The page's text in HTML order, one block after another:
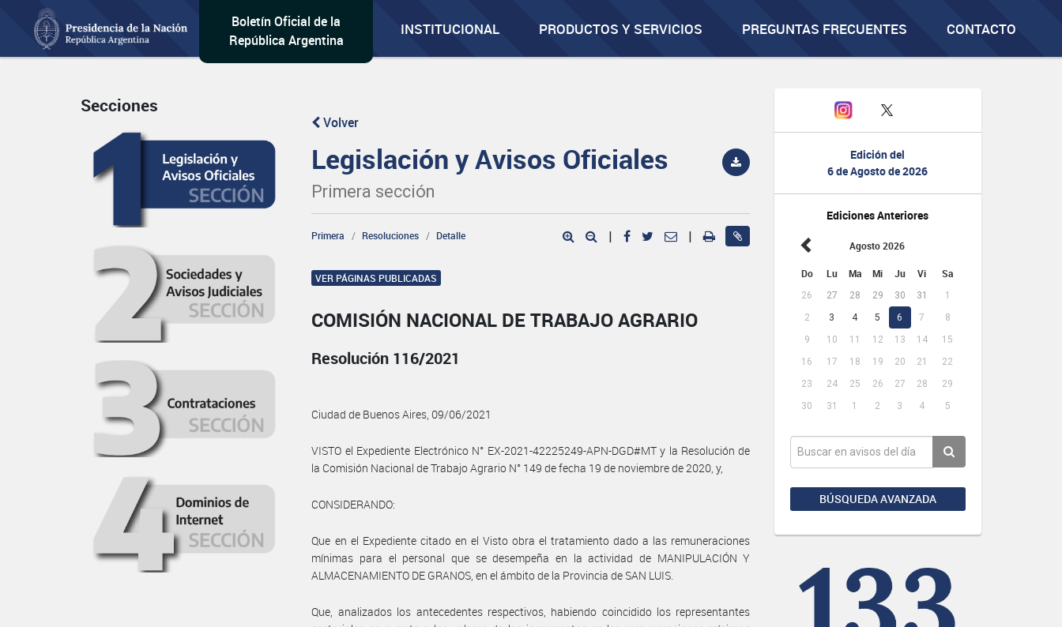
Boletín Oficial de la
República Argentina
INSTITUCIONAL PRODUCTOS Y SERVICIOS PREGUNTAS FRECUENTES CONTACTO
Edición del
6 de Agosto de 2026
Ediciones Anteriores
Agosto 2026
Do Lu Ma Mi Ju Vi Sa
26 27 28 29 30 31
1
2
3 4 5 6 7
8
9
10 11 12 13 14
15
16
17 18 19 20 21
22
23
24 25 26 27 28
29
30
31 1 2 3 4 5
BÚSQUEDA AVANZADA
Secciones
Volver
Legislación y Avisos Oficiales
Primera sección
Primera Resoluciones Detalle | |
VER PÁGINAS PUBLICADAS
COMISIÓN NACIONAL DE TRABAJO AGRARIO
Resolución 116/2021
Ciudad de Buenos Aires, 09/06/2021
VISTO el Expediente Electrónico N° EX-2021-42225249-APN-DGD#MT y la Resolución de
la Comisión Nacional de Trabajo Agrario N° 149 de fecha 19 de noviembre de 2020, y,
CONSIDERANDO:
Que en el Expediente citado en el Visto obra el tratamiento dado a las remuneraciones
mínimas para el personal que se desempeña en la actividad de MANIPULACIÓN Y
ALMACENAMIENTO DE GRANOS, en el ámbito de la Provincia de SAN LUIS.
Que, analizados los antecedentes respectivos, habiendo coincidido los representantes